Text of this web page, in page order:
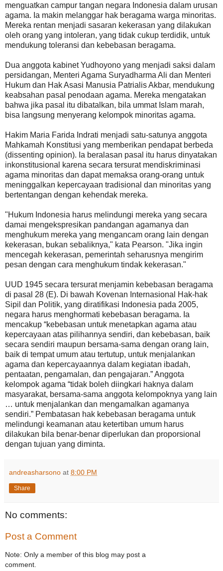
menguatkan campur tangan negara Indonesia dalam urusan
agama. Ia makin melanggar hak beragama warga minoritas.
Mereka rentan menjadi sasaran kekerasan yang dilakukan
oleh orang yang intoleran, yang tidak cukup terdidik, untuk
mendukung toleransi dan kebebasan beragama.
Dua anggota kabinet Yudhoyono yang menjadi saksi dalam
persidangan, Menteri Agama Suryadharma Ali dan Menteri
Hukum dan Hak Asasi Manusia Patrialis Akbar, mendukung
keabsahan pasal penodaan agama. Mereka mengatakan
bahwa jika pasal itu dibatalkan, bila ummat Islam marah,
bisa langsung menyerang kelompok minoritas agama.
Hakim Maria Farida Indrati menjadi satu-satunya anggota
Mahkamah Konstitusi yang memberikan pendapat berbeda
(dissenting opinion). Ia beralasan pasal itu harus dinyatakan
inkonstitusional karena secara tersurat mendiskriminasi
agama minoritas dan dapat memaksa orang-orang untuk
meninggalkan kepercayaan tradisional dan minoritas yang
bertentangan dengan kehendak mereka.
"Hukum Indonesia harus melindungi mereka yang secara
damai mengekspresikan pandangan agamanya dan
menghukum mereka yang mengancam orang lain dengan
kekerasan, bukan sebaliknya," kata Pearson. "Jika ingin
mencegah kekerasan, pemerintah seharusnya mengirim
pesan dengan cara menghukum tindak kekerasan."
UUD 1945 secara tersurat menjamin kebebasan beragama
di pasal 28 (E). Di bawah Kovenan Internasional Hak-hak
Sipil dan Politik, yang diratifikasi Indonesia pada 2005,
negara harus menghormati kebebasan beragama. Ia
mencakup “kebebasan untuk menetapkan agama atau
kepercayaan atas pilihannya sendiri, dan kebebasan, baik
secara sendiri maupun bersama-sama dengan orang lain,
baik di tempat umum atau tertutup, untuk menjalankan
agama dan kepercayaannya dalam kegiatan ibadah,
pentaatan, pengamalan, dan pengajaran.” Anggota
kelompok agama “tidak boleh diingkari haknya dalam
masyarakat, bersama-sama anggota kelompoknya yang lain
… untuk menjalankan dan mengamalkan agamanya
sendiri.” Pembatasan hak kebebasan beragama untuk
melindungi keamanan atau ketertiban umum harus
dilakukan bila benar-benar diperlukan dan proporsional
dengan tujuan yang diminta.
andreasharsono at 8:00 PM
Share
No comments:
Post a Comment
Note: Only a member of this blog may post a
comment.